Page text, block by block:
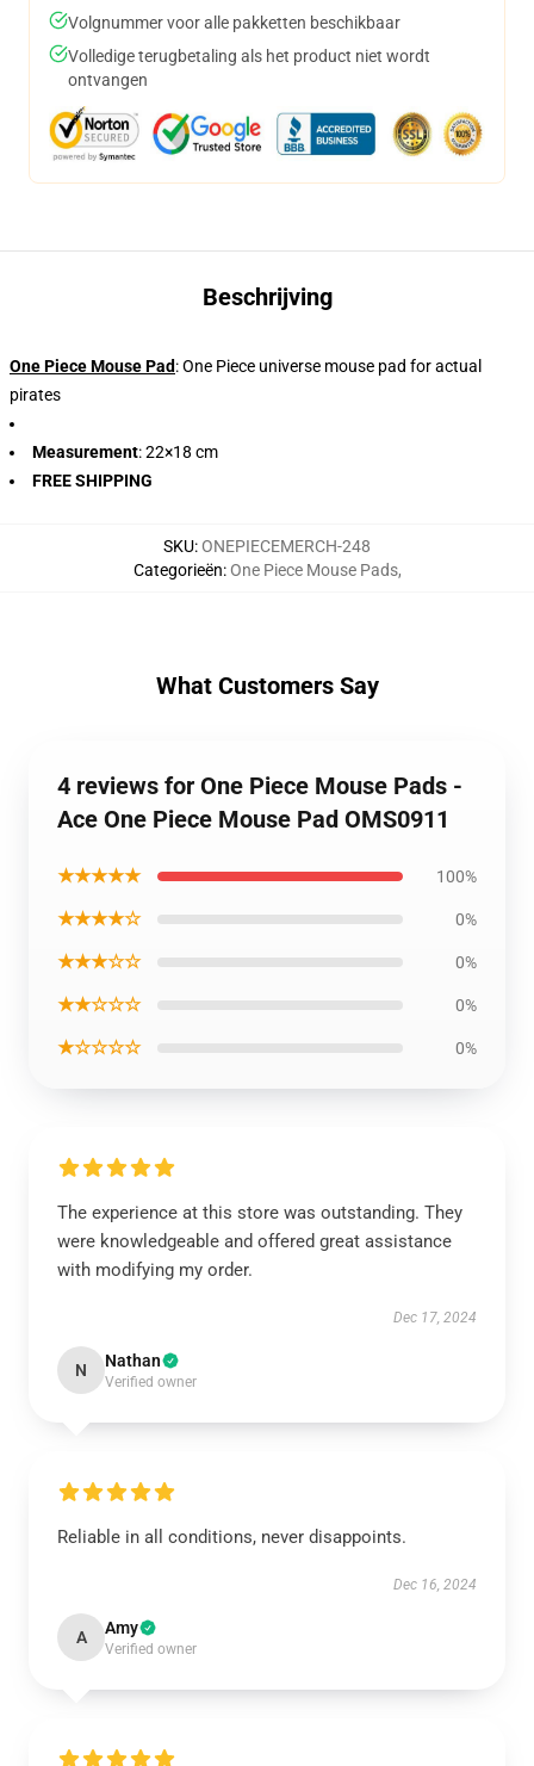
Volgnummer voor alle pakketten beschikbaar
Volledige terugbetaling als het product niet wordt
ontvangen
Beschrijving
One Piece Mouse Pad: One Piece universe mouse pad for actual
pirates
Measurement: 22×18 cm
FREE SHIPPING
SKU:ONEPIECEMERCH-248
Categorieën:One Piece Mouse Pads,
What Customers Say
4 reviews for One Piece Mouse Pads -
Ace One Piece Mouse Pad OMS0911
★★★★★ 100%
★★★★☆ 0%
★★★☆☆ 0%
★★☆☆☆ 0%
★☆☆☆☆ 0%
The experience at this store was outstanding. They
were knowledgeable and offered great assistance
with modifying my order.
Dec 17, 2024
N Nathan
Verified owner
Reliable in all conditions, never disappoints.
Dec 16, 2024
A Amy
Verified owner